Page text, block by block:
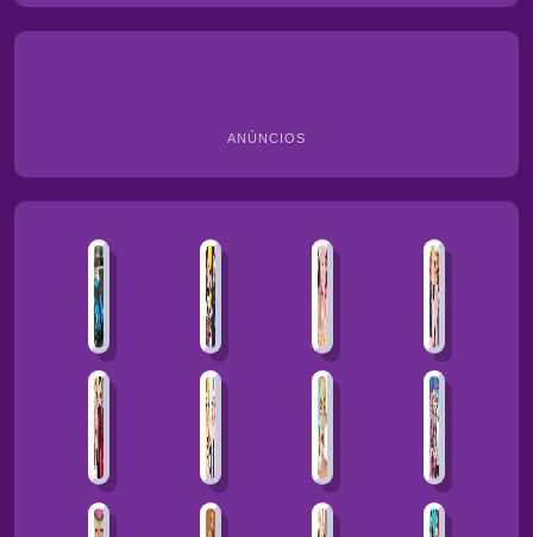
ANÚNCIOS